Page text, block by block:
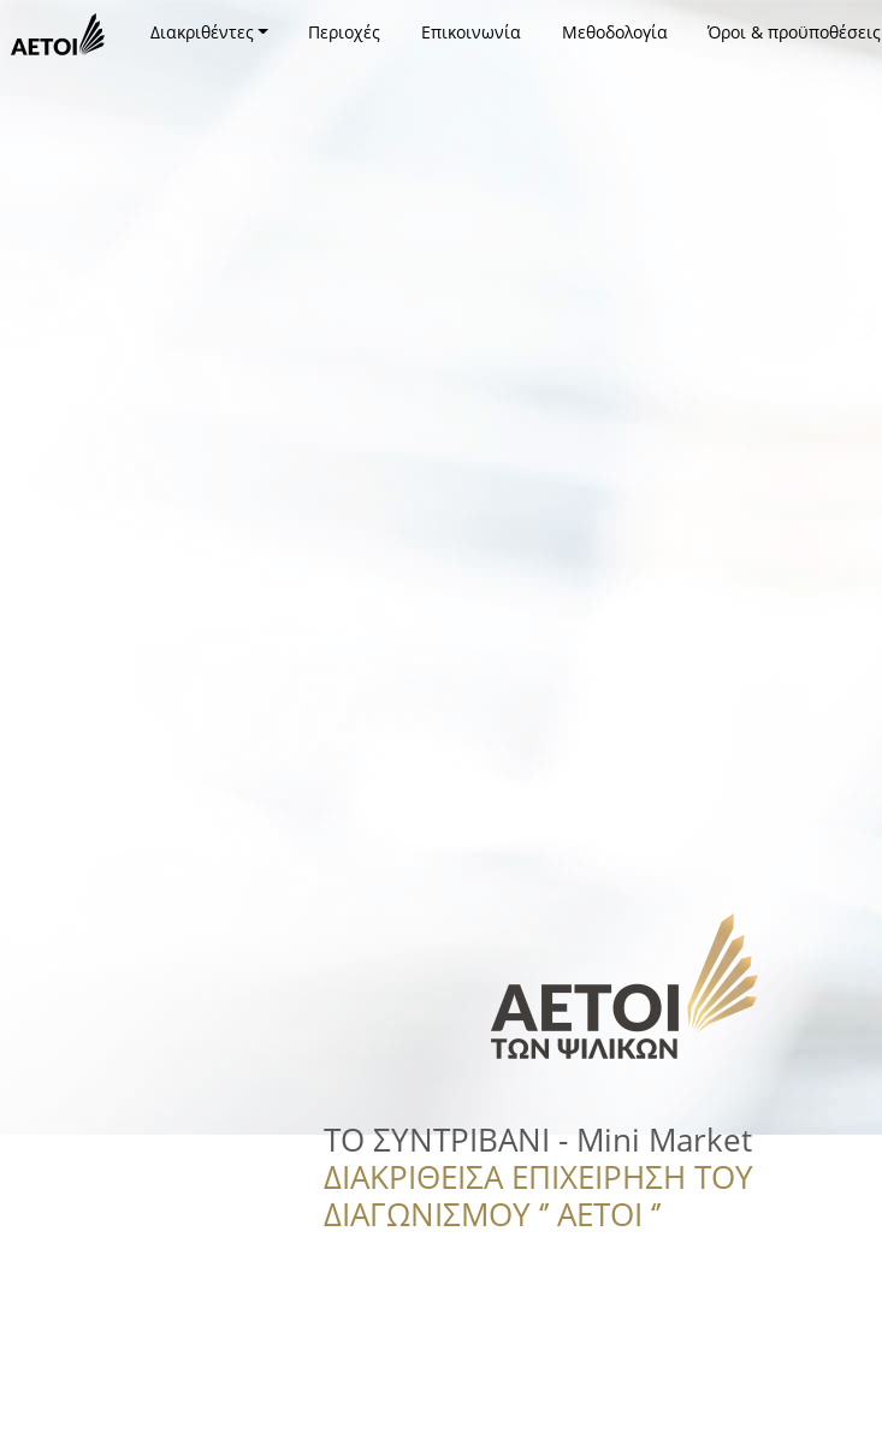
Διακριθέντες Περιοχές Επικοινωνία Μεθοδολογία Όροι & προϋποθέσεις
ΤΟ ΣΥΝΤΡΙΒΑΝΙ - Mini Market
ΔΙΑΚΡΙΘΕΙΣΑ ΕΠΙΧΕΙΡΗΣΗ ΤΟΥ
ΔΙΑΓΩΝΙΣΜΟΥ ‘’ ΑΕΤΟΙ ‘’